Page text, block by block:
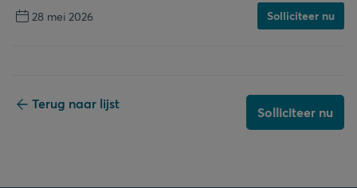
28 mei 2026 Solliciteer nu
Terug naar lijst
Solliciteer nu